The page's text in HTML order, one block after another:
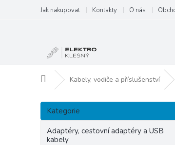
obsah
Jak nakupovat Kontakty O nás
Domů Kabely, vodiče a příslušenství
P
s
Přeskočit
kategorie
Kategorie
Adaptéry, cestovní adaptéry a USB
kabely